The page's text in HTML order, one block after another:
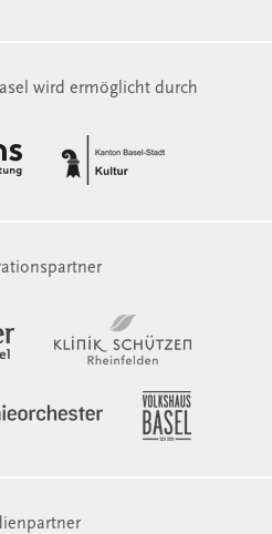
wird ermöglicht durch